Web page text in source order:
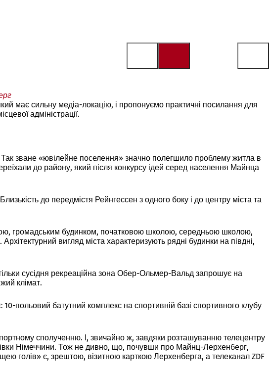
має сильну медіа-локацію, і пропонуємо практичні посилання для
адміністрації.
зване «ювілейне поселення» значно полегшило проблему житла в
до району, який після конкурсу ідей серед населення Майнца
до передмістя Рейнгессен з одного боку і до центру міста та
громадським будинком, початковою школою, середньою школою,
вигляд міста характеризують рядні будинки на півдні,
сусідня рекреаційна зона Обер-Ольмер-Вальд запрошує на
клімат.
польовий батутний комплекс на спортивній базі спортивного клубу
сполученню. І, звичайно ж, завдяки розташуванню телецентру
Німеччини. Тож не дивно, що, почувши про Майнц-Лерхенберг,
голів» є, зрештою, візитною карткою Лерхенберга, а телеканал ZDF